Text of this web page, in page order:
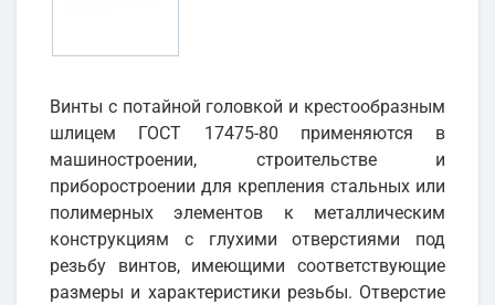
Винты с потайной головкой и крестообразным
шлицем ГОСТ 17475-80 применяются в
машиностроении, строительстве и
приборостроении для крепления стальных или
полимерных элементов к металлическим
конструкциям с глухими отверстиями под
резьбу винтов, имеющими соответствующие
размеры и характеристики резьбы. Отверстие